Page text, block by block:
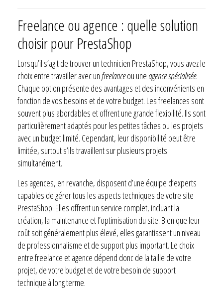
Freelance ou agence : quelle solution
choisir pour PrestaShop
Lorsqu’il s’agit de trouver un technicien PrestaShop, vous avez le
choix entre travailler avec unfreelanceou une agence spécialisée.
Chaque option présente des avantages et des inconvénients en
fonction de vos besoins et de votre budget. Les freelances sont
souvent plus abordables et offrent une grande flexibilité. Ils sont
particulièrement adaptés pour les petites tâches ou les projets
avec un budget limité. Cependant, leur disponibilité peut être
limitée, surtout s’ils travaillent sur plusieurs projets
simultanément.
Les agences, en revanche, disposent d’une équipe d’experts
capables de gérer tous les aspects techniques de votre site
PrestaShop. Elles offrent un service complet, incluant la
création, la maintenance et l’optimisation du site. Bien que leur
coût soit généralement plus élevé, elles garantissent un niveau
de professionnalisme et de support plus important. Le choix
entre freelance et agence dépend donc de la taille de votre
projet, de votre budget et de votre besoin de support
technique à long terme.